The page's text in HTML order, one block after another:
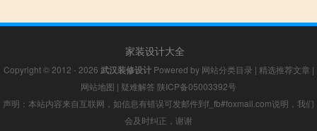
家装设计大全
Copyright © 2012 - 2026 武汉装修设计Powered by 网站分类目录 | 精选推荐文章 |
网站地图 | 疑难解答 陕ICP备05003392号
声明：本站内容来自互联网，如信息有错误可发邮件到f_fb#foxmail.com说明，我们
会及时纠正，谢谢